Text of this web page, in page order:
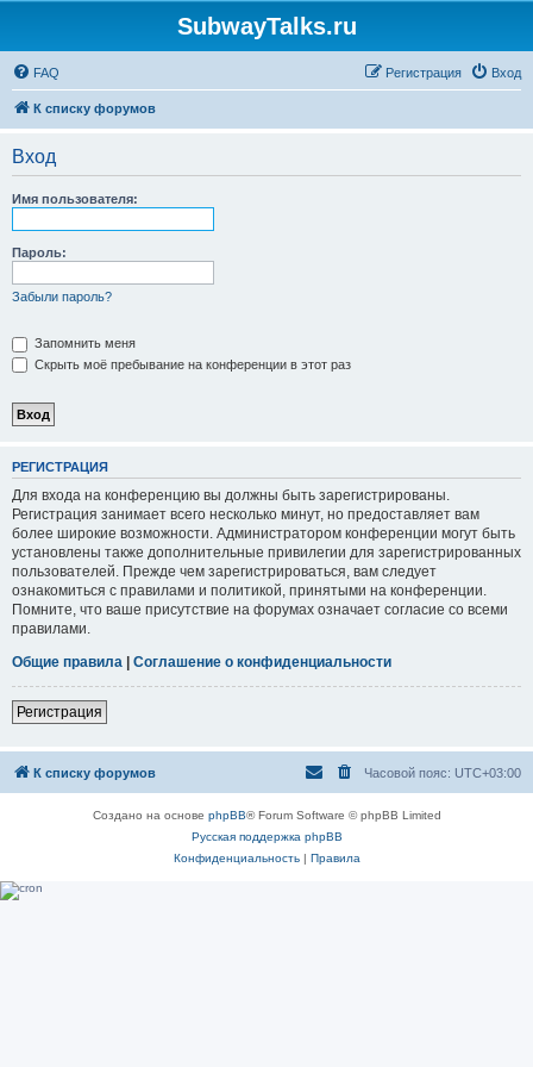
SubwayTalks.ru
FAQ Вход
Регистрация
К списку форумов
Вход
Имя пользователя:
Пароль:
Забыли пароль?
Запомнить меня
Скрыть моё пребывание на конференции в этот раз
РЕГИСТРАЦИЯ
Для входа на конференцию вы должны быть зарегистрированы.
Регистрация занимает всего несколько минут, но предоставляет вам
более широкие возможности. Администратором конференции могут быть
установлены также дополнительные привилегии для зарегистрированных
пользователей. Прежде чем зарегистрироваться, вам следует
ознакомиться с правилами и политикой, принятыми на конференции.
Помните, что ваше присутствие на форумах означает согласие со всеми
правилами.
Общие правила | Соглашение о конфиденциальности
Регистрация
К списку форумов Часовой пояс: UTC+03:00
Создано на основе phpBB® Forum Software © phpBB Limited
Русская поддержка phpBB
Конфиденциальность| Правила